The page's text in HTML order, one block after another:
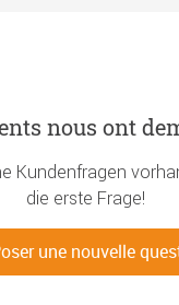
nous ont
Kundenfragen
die erste Frage!
une nouvelle